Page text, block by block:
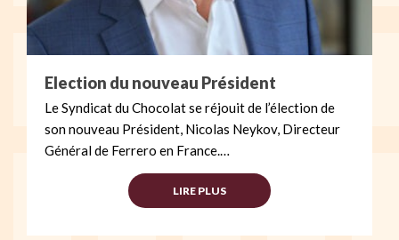
Election du nouveau Président
Le Syndicat du Chocolat se réjouit de l’élection de
son nouveau Président, Nicolas Neykov, Directeur
Général de Ferrero en France.…
LIRE PLUS